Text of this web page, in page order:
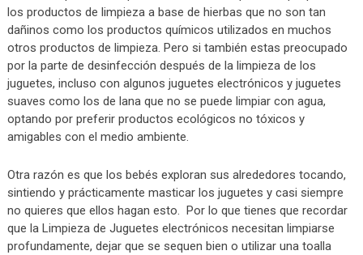
los productos de limpieza a base de hierbas que no son tan
dañinos como los productos químicos utilizados en muchos
otros productos de limpieza. Pero si también estas preocupado
por la parte de desinfección después de la limpieza de los
juguetes, incluso con algunos juguetes electrónicos y juguetes
suaves como los de lana que no se puede limpiar con agua,
optando por preferir productos ecológicos no tóxicos y
amigables con el medio ambiente.
Otra razón es que los bebés exploran sus alrededores tocando,
sintiendo y prácticamente masticar los juguetes y casi siempre
no quieres que ellos hagan esto. Por lo que tienes que recordar
que la Limpieza de Juguetes electrónicos necesitan limpiarse
profundamente, dejar que se sequen bien o utilizar una toalla